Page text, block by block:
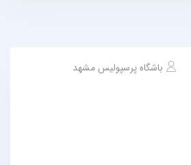
باشگاه پرسپولیس مشهد